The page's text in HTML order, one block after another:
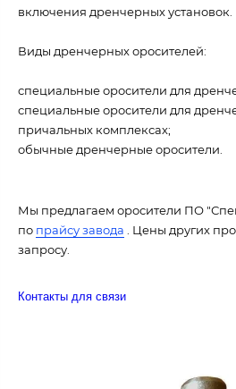
включения дренчерных установок.
Виды дренчерных оросителей:
специальные оросители для
специальные оросители для
причальных комплексах;
обычные дренчерные оросители.
Мы предлагаем оросители ПО
по прайсу завода . Цены других
запросу.
Контакты для связи